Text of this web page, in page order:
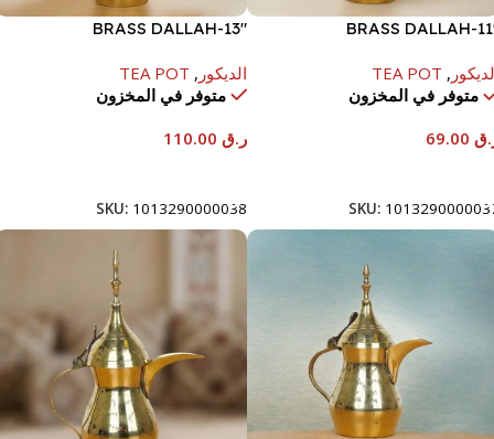
BRASS DALLAH-
,
TEA POT
متوفر في المخزون
SKU:
BRASS DALLAH-13″
الديكور ,
TEA POT
متوفر في المخزون
ر.ق
SKU: 1013290000038